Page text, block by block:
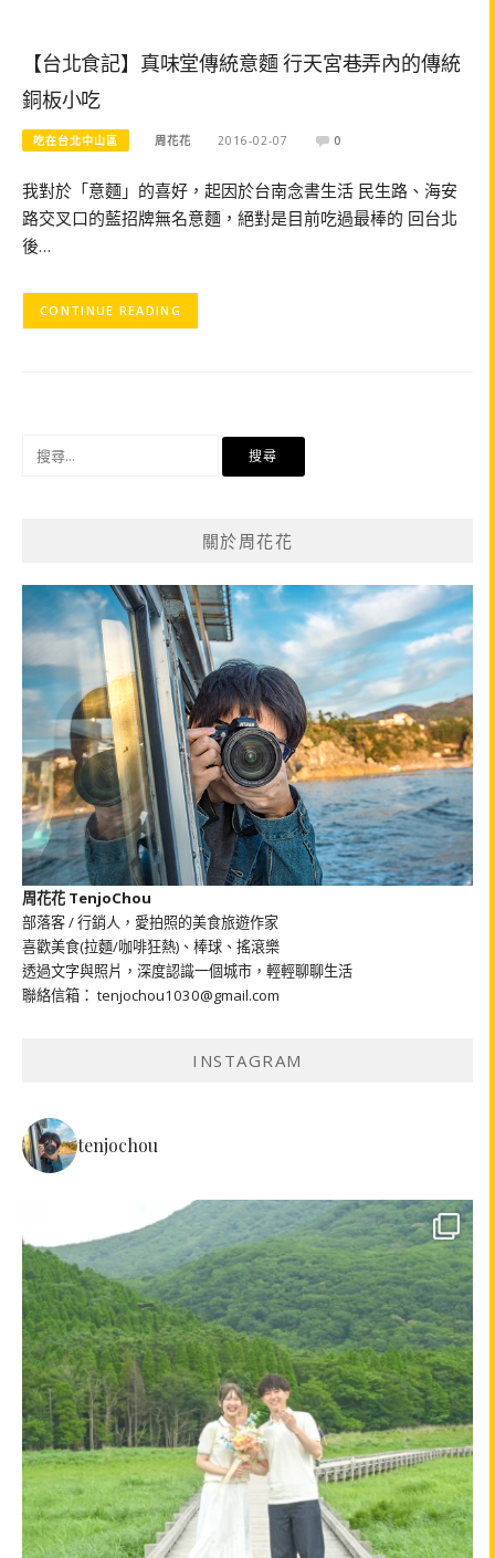
【台北食記】真味堂傳統意麵 行天宮巷弄內的傳統
銅板小吃
吃在台北中山區 周花花 2016-02-07 0
我對於「意麵」的喜好，起因於台南念書生活 民生路、海安
路交叉口的藍招牌無名意麵，絕對是目前吃過最棒的 回台北
後…
CONTINUE READING
關於周花花
周花花 TenjoChou
部落客 / 行銷人，愛拍照的美食旅遊作家
喜歡美食(拉麵/咖啡狂熱)、棒球、搖滾樂
透過文字與照片，深度認識一個城市，輕輕聊聊生活
聯絡信箱： tenjochou1030@gmail.com
INSTAGRAM
tenjochou